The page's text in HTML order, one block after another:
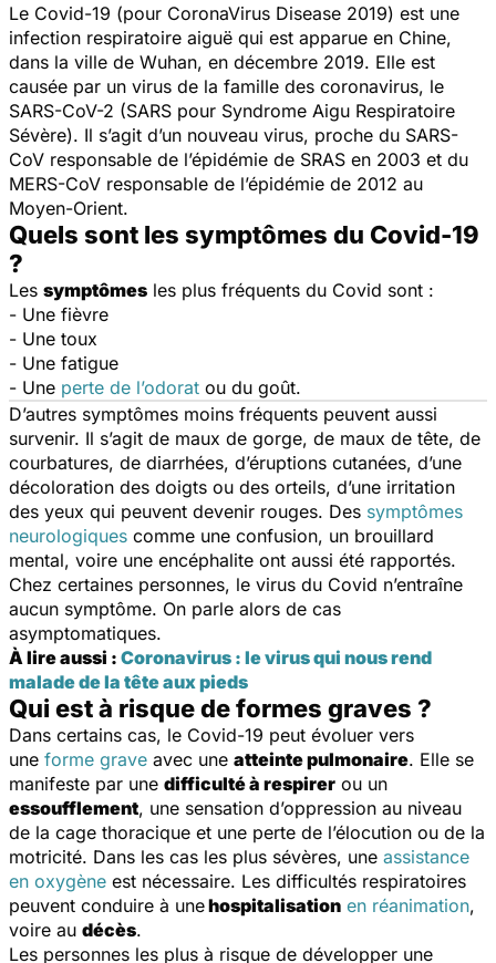
Le Covid-19 (pour CoronaVirus Disease 2019) est une
infection respiratoire aiguë qui est apparue en Chine,
dans la ville de Wuhan, en décembre 2019. Elle est
causée par un virus de la famille des coronavirus, le
SARS-CoV-2 (SARS pour Syndrome Aigu Respiratoire
Sévère). Il s’agit d’un nouveau virus, proche du SARS-
CoV responsable de l’épidémie de SRAS en 2003 et du
MERS-CoV responsable de l’épidémie de 2012 au
Moyen-Orient.
Quels sont les symptômes du Covid-19
?
Les symptômes les plus fréquents du Covid sont :
- Une fièvre
- Une toux
- Une fatigue
- Une perte de l’odorat ou du goût.
D’autres symptômes moins fréquents peuvent aussi
survenir. Il s’agit de maux de gorge, de maux de tête, de
courbatures, de diarrhées, d’éruptions cutanées, d’une
décoloration des doigts ou des orteils, d’une irritation
des yeux qui peuvent devenir rouges. Des symptômes
neurologiques comme une confusion, un brouillard
mental, voire une encéphalite ont aussi été rapportés.
Chez certaines personnes, le virus du Covid n’entraîne
aucun symptôme. On parle alors de cas
asymptomatiques.
À lire aussi : Coronavirus : le virus qui nous rend
malade de la tête aux pieds
Qui est à risque de formes graves ?
Dans certains cas, le Covid-19 peut évoluer vers
une forme grave avec une atteinte pulmonaire. Elle se
manifeste par une difficulté à respirer ou un
essoufflement, une sensation d’oppression au niveau
de la cage thoracique et une perte de l’élocution ou de la
motricité. Dans les cas les plus sévères, une assistance
en oxygène est nécessaire. Les difficultés respiratoires
peuvent conduire à unehospitalisation en réanimation,
voire au décès.
Les personnes les plus à risque de développer une